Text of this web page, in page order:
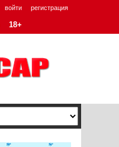
войти регистрация
18+